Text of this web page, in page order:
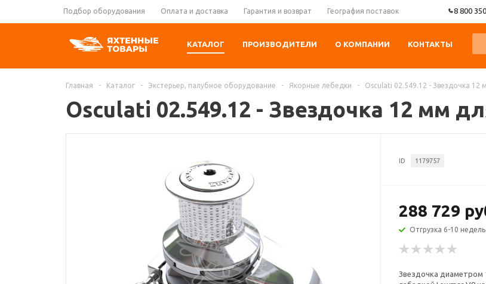
Подбор оборудования Оплата и доставка Гарантия и возврат География поставок 8 800
КАТАЛОГ ПРОИЗВОДИТЕЛИ О КОМПАНИИ КОНТАКТЫ
Главная - Каталог - Экстерьер, палубное оборудование - Якорные лебедки - Osculati 02.549.12 - Звездочка 12
Osculati 02.549.12 - Звездочка 12 мм
ID 1179757
288 729
Отгрузка 6-10 недель
Звездочка диаметром